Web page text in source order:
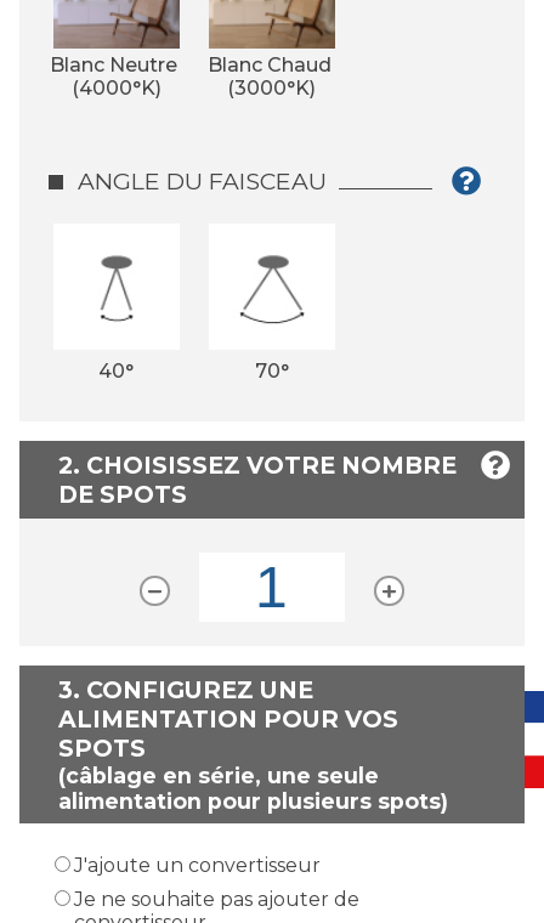
Blanc Neutre
(4000°K)
Blanc Chaud
(3000°K)
ANGLE DU FAISCEAU
40° 70°
2. CHOISISSEZ VOTRE NOMBRE
DE SPOTS
3. CONFIGUREZ UNE
ALIMENTATION POUR VOS
SPOTS
(câblage en série, une seule
alimentation pour plusieurs spots)
J'ajoute un convertisseur
Je ne souhaite pas ajouter de